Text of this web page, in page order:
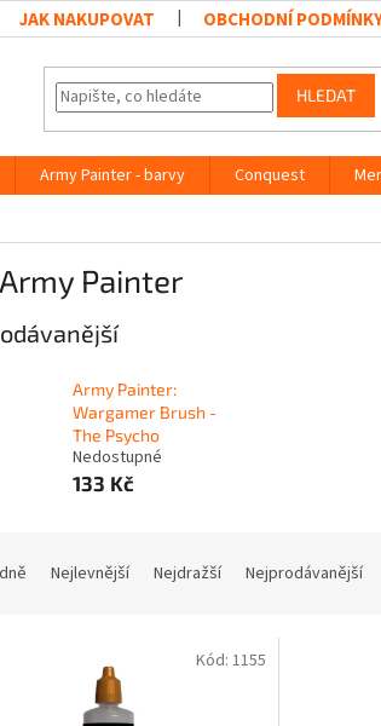
JAK NAKUPOVAT OBCHODNÍ
HLEDAT
Army Painter - barvy Conquest
Painter
Army Painter:
Wargamer Brush -
The Psycho
Nedostupné
133 Kč
Nejlevnější Nejdražší Nejprodávanější
Kód: 1155